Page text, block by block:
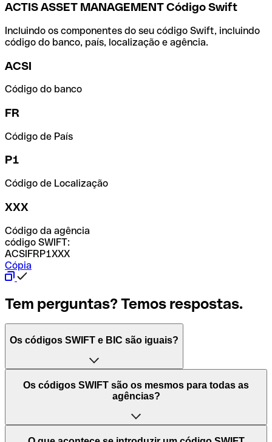
ACTIS ASSET MANAGEMENT Código Swift
Incluindo os componentes do seu código Swift, incluindo
código do banco, país, localização e agência.
ACSI
Código do banco
FR
Código de País
P1
Código de Localização
XXX
Código da agência
código SWIFT:
ACSIFRP1XXX
Cópia
Tem perguntas? Temos respostas.
Os códigos SWIFT e BIC são iguais?
O acrónimo SWIFT significa "Society for Worldwide
Interbank Financial Telecommunication (Sociedade para
Mundiais)". Trata-se de uma rede mundial onde se
processam pagamentos entre países. Por outro lado, BIC
Os códigos SWIFT são os mesmos para todas as
agências?